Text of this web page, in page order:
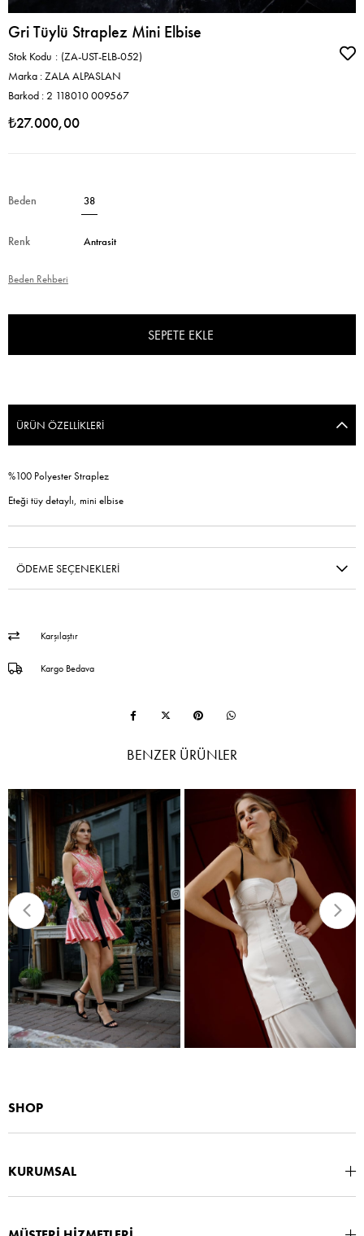
Gri Tüylü Straplez Mini Elbise
Stok Kodu
(ZA-UST-ELB-052)
Marka :ZALA ALPASLAN
Barkod : 2 118010 009567
₺27.000,00
Beden 38
Renk Antrasit
Beden Rehberi
ÜRÜN ÖZELLIKLERI
%100 Polyester Straplez
Eteği tüy detaylı, mini elbise
ÖDEME SEÇENEKLERI
Karşılaştır
Kargo Bedava
BENZER ÜRÜNLER
SHOP
KURUMSAL